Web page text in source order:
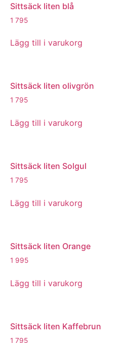
Sittsäck liten blå
1 795
Lägg till i varukorg
Sittsäck liten olivgrön
1 795
Lägg till i varukorg
Sittsäck liten Solgul
1 795
Lägg till i varukorg
Sittsäck liten Orange
1 995
Lägg till i varukorg
Sittsäck liten Kaffebrun
1 795